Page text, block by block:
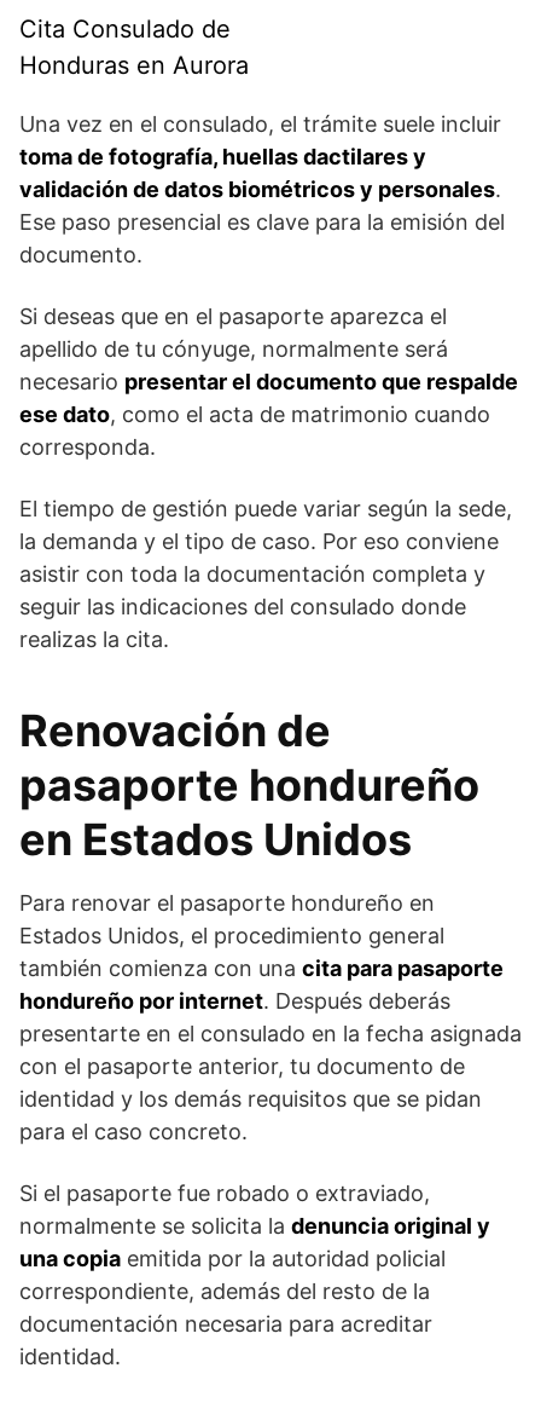
Cita Consulado de
Honduras en Aurora
Una vez en el consulado, el trámite suele incluir
toma de fotografía, huellas dactilares y
validación de datos biométricos y personales.
Ese paso presencial es clave para la emisión del
documento.
Si deseas que en el pasaporte aparezca el
apellido de tu cónyuge, normalmente será
necesario presentar el documento que respalde
ese dato, como el acta de matrimonio cuando
corresponda.
El tiempo de gestión puede variar según la sede,
la demanda y el tipo de caso. Por eso conviene
asistir con toda la documentación completa y
seguir las indicaciones del consulado donde
realizas la cita.
Renovación de
pasaporte hondureño
en Estados Unidos
Para renovar el pasaporte hondureño en
Estados Unidos, el procedimiento general
también comienza con una cita para pasaporte
hondureño por internet. Después deberás
presentarte en el consulado en la fecha asignada
con el pasaporte anterior, tu documento de
identidad y los demás requisitos que se pidan
para el caso concreto.
Si el pasaporte fue robado o extraviado,
normalmente se solicita la denuncia original y
una copia emitida por la autoridad policial
correspondiente, además del resto de la
documentación necesaria para acreditar
identidad.